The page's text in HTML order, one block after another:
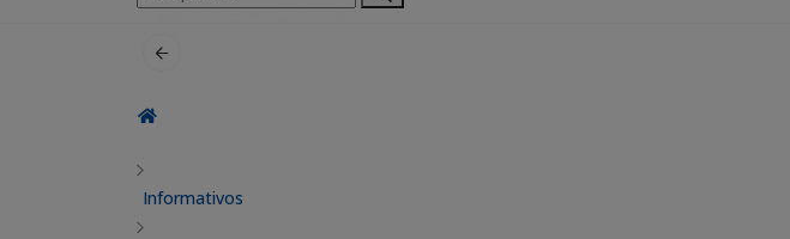
por:
Informativos